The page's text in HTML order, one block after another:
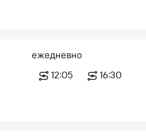
ежедневно
12:05
16:30